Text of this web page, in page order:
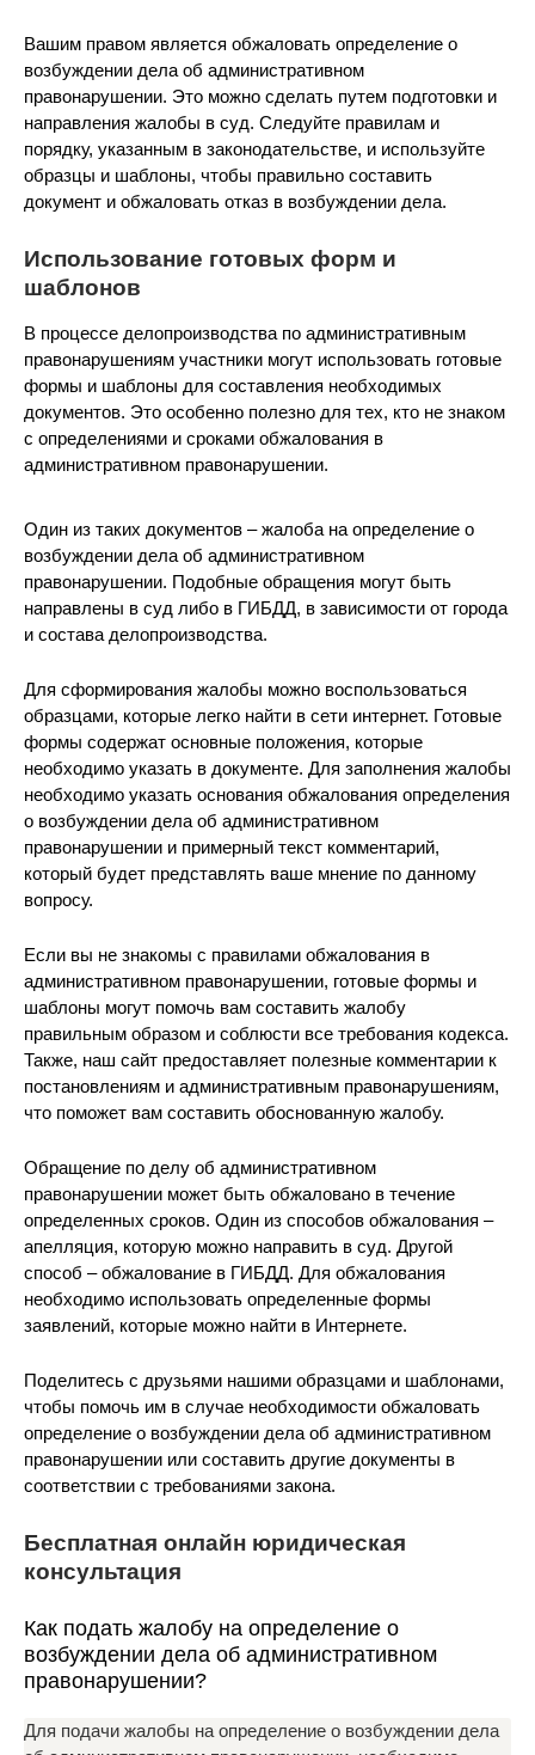
Вашим правом является обжаловать определение о
возбуждении дела об административном
правонарушении. Это можно сделать путем подготовки и
направления жалобы в суд. Следуйте правилам и
порядку, указанным в законодательстве, и используйте
образцы и шаблоны, чтобы правильно составить
документ и обжаловать отказ в возбуждении дела.
Использование готовых форм и
шаблонов
В процессе делопроизводства по административным
правонарушениям участники могут использовать готовые
формы и шаблоны для составления необходимых
документов. Это особенно полезно для тех, кто не знаком
с определениями и сроками обжалования в
административном правонарушении.
Один из таких документов – жалоба на определение о
возбуждении дела об административном
правонарушении. Подобные обращения могут быть
направлены в суд либо в ГИБДД, в зависимости от города
и состава делопроизводства.
Для сформирования жалобы можно воспользоваться
образцами, которые легко найти в сети интернет. Готовые
формы содержат основные положения, которые
необходимо указать в документе. Для заполнения жалобы
необходимо указать основания обжалования определения
о возбуждении дела об административном
правонарушении и примерный текст комментарий,
который будет представлять ваше мнение по данному
вопросу.
Если вы не знакомы с правилами обжалования в
административном правонарушении, готовые формы и
шаблоны могут помочь вам составить жалобу
правильным образом и соблюсти все требования кодекса.
Также, наш сайт предоставляет полезные комментарии к
постановлениям и административным правонарушениям,
что поможет вам составить обоснованную жалобу.
Обращение по делу об административном
правонарушении может быть обжаловано в течение
определенных сроков. Один из способов обжалования –
апелляция, которую можно направить в суд. Другой
способ – обжалование в ГИБДД. Для обжалования
необходимо использовать определенные формы
заявлений, которые можно найти в Интернете.
Поделитесь с друзьями нашими образцами и шаблонами,
чтобы помочь им в случае необходимости обжаловать
определение о возбуждении дела об административном
правонарушении или составить другие документы в
соответствии с требованиями закона.
Бесплатная онлайн юридическая
консультация
Как подать жалобу на определение о
возбуждении дела об административном
правонарушении?
Для подачи жалобы на определение о возбуждении дела